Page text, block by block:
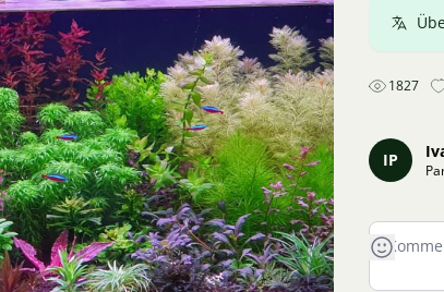
1827
IP